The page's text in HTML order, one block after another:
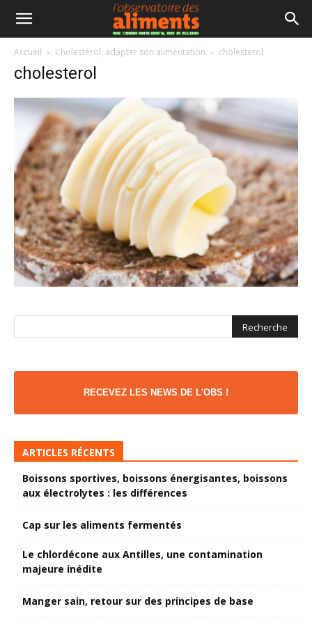
Accueil Cholestérol, adapter son alimentation cholesterol
cholesterol
RECEVEZ LES NEWS DE L'OBS !
ARTICLES RÉCENTS
Boissons sportives, boissons énergisantes, boissons
aux électrolytes : les différences
Cap sur les aliments fermentés
Le chlordécone aux Antilles, une contamination
majeure inédite
Manger sain, retour sur des principes de base